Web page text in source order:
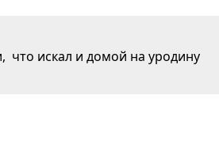
что искал и домой на уродину